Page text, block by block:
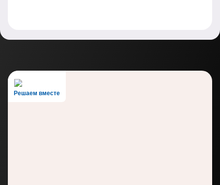
Решаем вместе